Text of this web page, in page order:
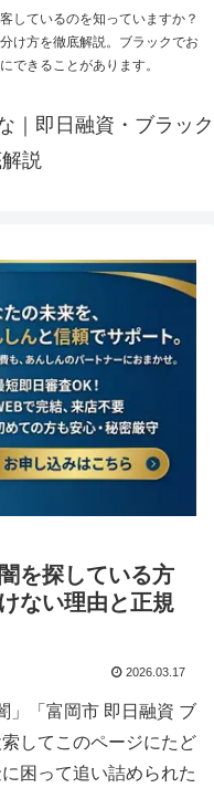
しているのを知っていますか？
け方を徹底解説。ブラックでお
できることがあります。
｜即日融資・ブラック
説
を探している方
ない理由と正規
2026.03.17
」「富岡市 即日融資 ブ
してこのページにたど
困って追い詰められた